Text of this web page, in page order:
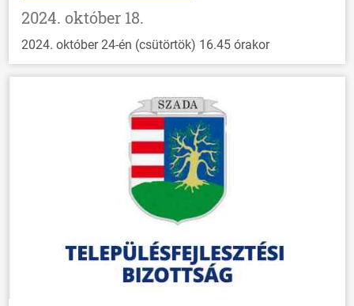
2024. október 18.
2024. október 24-én (csütörtök) 16.45 órakor